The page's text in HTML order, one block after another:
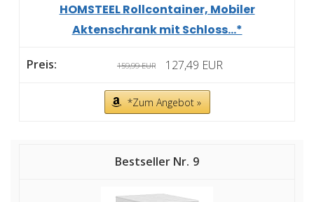
HOMSTEEL Rollcontainer, Mobiler
Aktenschrank mit Schloss...*
159,99 EUR 127,49 EUR
*Zum Angebot »
9